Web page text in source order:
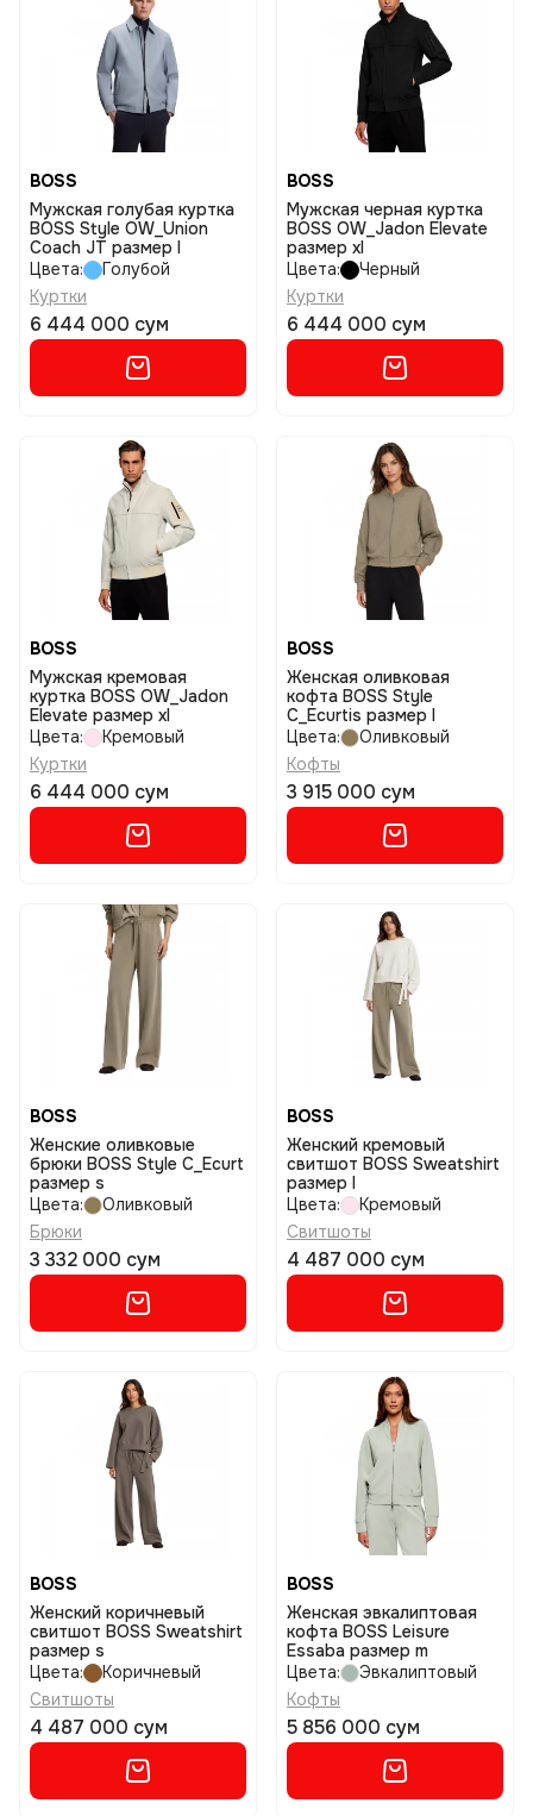
BOSS
Мужская голубая куртка
BOSS Style OW_Union
Coach JT размер l
Цвета:
Голубой
Куртки
6 444 000 сум
BOSS
Мужская черная куртка
BOSS OW_Jadon Elevate
размер xl
Цвета:
Черный
Куртки
6 444 000 сум
BOSS
Мужская кремовая
куртка BOSS OW_Jadon
Elevate размер xl
Цвета:
Кремовый
Куртки
6 444 000 сум
BOSS
Женская оливковая
кофта BOSS Style
C_Ecurtis размер l
Цвета:
Оливковый
Кофты
3 915 000 сум
BOSS
Женские оливковые
брюки BOSS Style C_Ecurt
размер s
Цвета:
Оливковый
Брюки
3 332 000 сум
BOSS
Женский кремовый
свитшот BOSS Sweatshirt
размер l
Цвета:
Кремовый
Свитшоты
4 487 000 сум
BOSS
Женский коричневый
свитшот BOSS Sweatshirt
размер s
Цвета:
Коричневый
Свитшоты
4 487 000 сум
BOSS
Женская эвкалиптовая
кофта BOSS Leisure
Essaba размер m
Цвета:
Эвкалиптовый
Кофты
5 856 000 сум